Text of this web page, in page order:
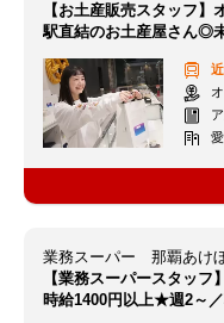
【お土産販売スタッフ
駅直結のお土産屋さん◎
オ
【業務スーパースタッ
時給1400円以上★週2～／